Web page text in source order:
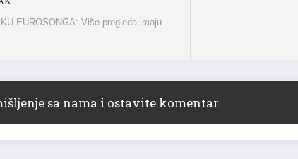
sa nama i ostavite komentar